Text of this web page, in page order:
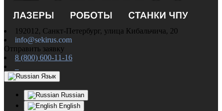
192012, Санкт-Петербург, улица Кибальчича, 20
info@sekirus.com
Отправить заявку
8 (800) 600-11-16
Язык
Russian
English